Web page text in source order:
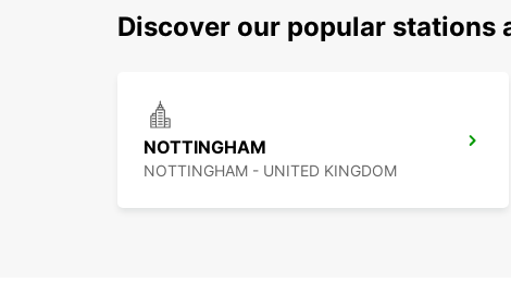
Discover our popular stations
NOTTINGHAM
NOTTINGHAM - UNITED KINGDOM